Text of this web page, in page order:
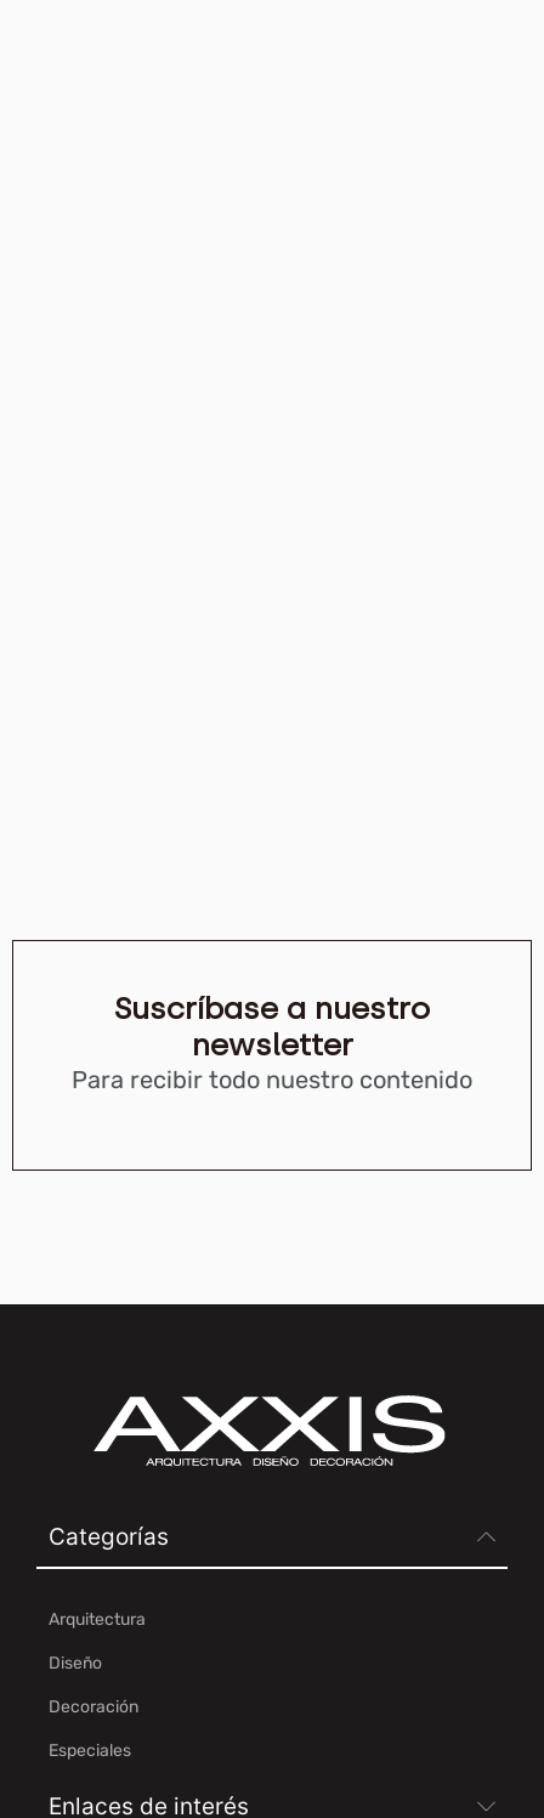
Suscríbase a nuestro
newsletter
Para recibir todo nuestro contenido
Categorías
Arquitectura
Diseño
Decoración
Especiales
Enlaces de interés